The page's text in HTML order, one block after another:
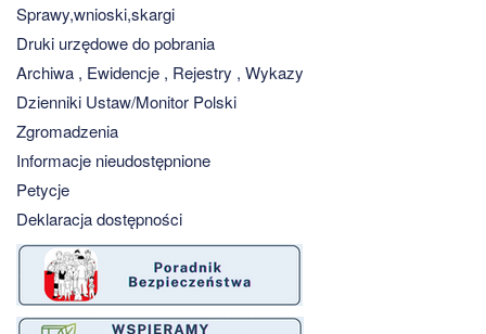
Sprawy,wnioski,skargi
Druki urzędowe do pobrania
Archiwa , Ewidencje , Rejestry , Wykazy
Dzienniki Ustaw/Monitor Polski
Zgromadzenia
Informacje nieudostępnione
Petycje
Deklaracja dostępności